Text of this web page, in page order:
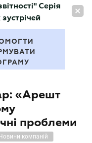
UA
Серія
«Арешт
проблеми
Новини компаній